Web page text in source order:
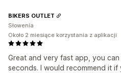
Great and very fast app, you
seconds. I would recommend it
BIKERS OUTLET
Słowenia
Około 2 miesiące korzystania z aplikacji